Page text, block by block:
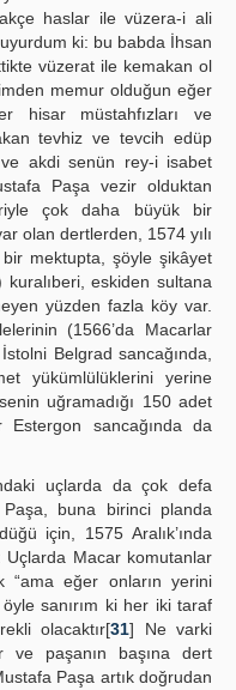
haslar ile vüzera-i ali
ki: bu babda İhsan
vüzerat ile kemakan ol
memur olduğun eğer
hisar müstahfızları ve
tevhiz ve tevcih edüp
akdi senün rey-i isabet
Paşa vezir olduktan
çok daha büyük bir
olan dertlerden, 1574 yılı
bir mektupta, şöyle şikâyet
kuralıberi, eskiden sultana
yüzden fazla köy var.
(1566’da Macarlar
Belgrad sancağında,
yükümlülüklerini yerine
uğramadığı 150 adet
Estergon sancağında da
uçlarda da çok defa
Paşa, buna birinci planda
için, 1575 Aralık’ında
Uçlarda Macar komutanlar
“ama eğer onların yerini
sanırım ki her iki taraf
olacaktır[31] Ne varki
ve paşanın başına dert
Paşa artık doğrudan